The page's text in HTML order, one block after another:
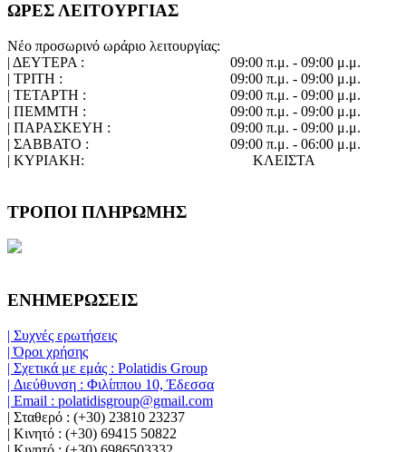
ΩΡΕΣ ΛΕΙΤΟΥΡΓΙΑΣ
Νέο προσωρινό ωράριο λειτουργίας:
| ΔΕΥΤΕΡΑ :
09:00 π.μ. - 09:00 μ.μ.
| ΤΡΙΤΗ :
09:00 π.μ. - 09:00 μ.μ.
| ΤΕΤΑΡΤΗ :
09:00 π.μ. - 09:00 μ.μ.
| ΠΕΜΜΤΗ :
09:00 π.μ. - 09:00 μ.μ.
| ΠΑΡΑΣΚΕΥΗ :
09:00 π.μ. - 09:00 μ.μ.
| ΣΑΒΒΑΤΟ :
09:00 π.μ. - 06:00 μ.μ.
| ΚΥΡΙΑΚΗ:
ΚΛΕΙΣΤΑ
ΤΡΟΠΟΙ ΠΛΗΡΩΜΗΣ
ΕΝΗΜΕΡΩΣΕΙΣ
| Συχνές ερωτήσεις
| Όροι χρήσης
| Σχετικά με εμάς : Polatidis Group
| Διεύθυνση : Φιλίππου 10, Έδεσσα
| Email : polatidisgroup@gmail.com
| Σταθερό : (+30) 23810 23237
| Κινητό : (+30) 69415 50822